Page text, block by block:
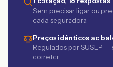
Sem precisar ligar ou
cada seguradora
Preços idênticos ao
Regulados por SUSEP
corretor